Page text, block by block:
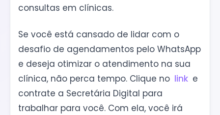
consultas em clínicas.
Se você está cansado de lidar com o
desafio de agendamentos pelo WhatsApp
e deseja otimizar o atendimento na sua
clínica, não perca tempo. Clique no link e
contrate a Secretária Digital para
trabalhar para você. Com ela, você irá